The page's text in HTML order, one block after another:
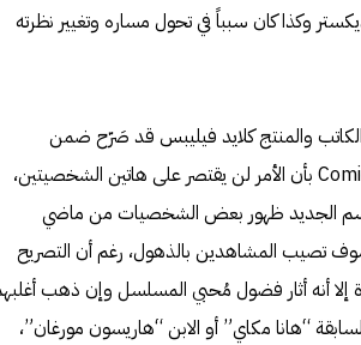
وكذا كان سبباً في تحول مساره وتغيير نظرته
والمنتج كلايد فيليبس قد صَرّح ضمن
فاعليات مؤتمر Comic-Con بأن الأمر لن يقتصر على هاتين الشخصيتين،
الجديد ظهور بعض الشخصيات من ماضي
تصيب المشاهدين بالذهول، رغم أن التصريح
إلا أنه أثار فضول مُحبي المسلسل وإن ذهب
“هانا مكاي” أو الابن “هاريسون مورغان”،